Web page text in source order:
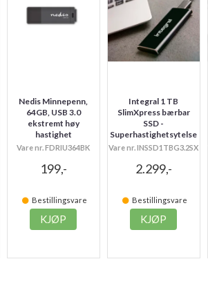
Nedis Minnepenn,
64GB, USB 3.0
ekstremt høy
hastighet
Vare nr. FDRIU364BK
199,-
Bestillingsvare
KJØP
Integral 1 TB
SlimXpress bærbar
SSD -
Superhastighetsytelse
Vare nr. INSSD1TBG3.2SX
2.299,-
Bestillingsvare
KJØP